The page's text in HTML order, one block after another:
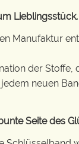
Lieblingsstück.
Manufaktur
der Stoffe,
neuen
Seite des